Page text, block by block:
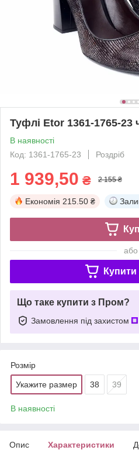
Туфлі Etor 1361-1765-23
В наявності
Код: 1361-1765-23
Роздріб
1 939,50 ₴ 2 155 ₴
Економія 215.50 ₴
або
Купити
Що таке купити з Пром?
Замовлення під захистом
Розмір
Укажите размер 38 39
В наявності
Опис Характеристики